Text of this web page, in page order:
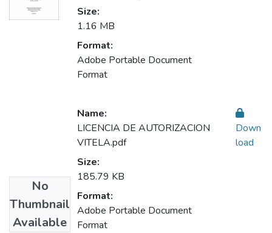
Size:
1.16 MB
Format:
Adobe Portable Document
Format
No
Thumbnail
Available
Name:
LICENCIA DE AUTORIZACION
VITELA.pdf
Size:
185.79 KB
Format:
Adobe Portable Document
Format
Down
load